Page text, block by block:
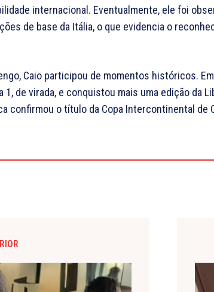
internacional. Eventualmente, ele foi
de base da Itália, o que evidencia o
Caio participou de momentos históricos.
de virada, e conquistou mais uma edição da
confirmou o título da Copa Intercontinental de